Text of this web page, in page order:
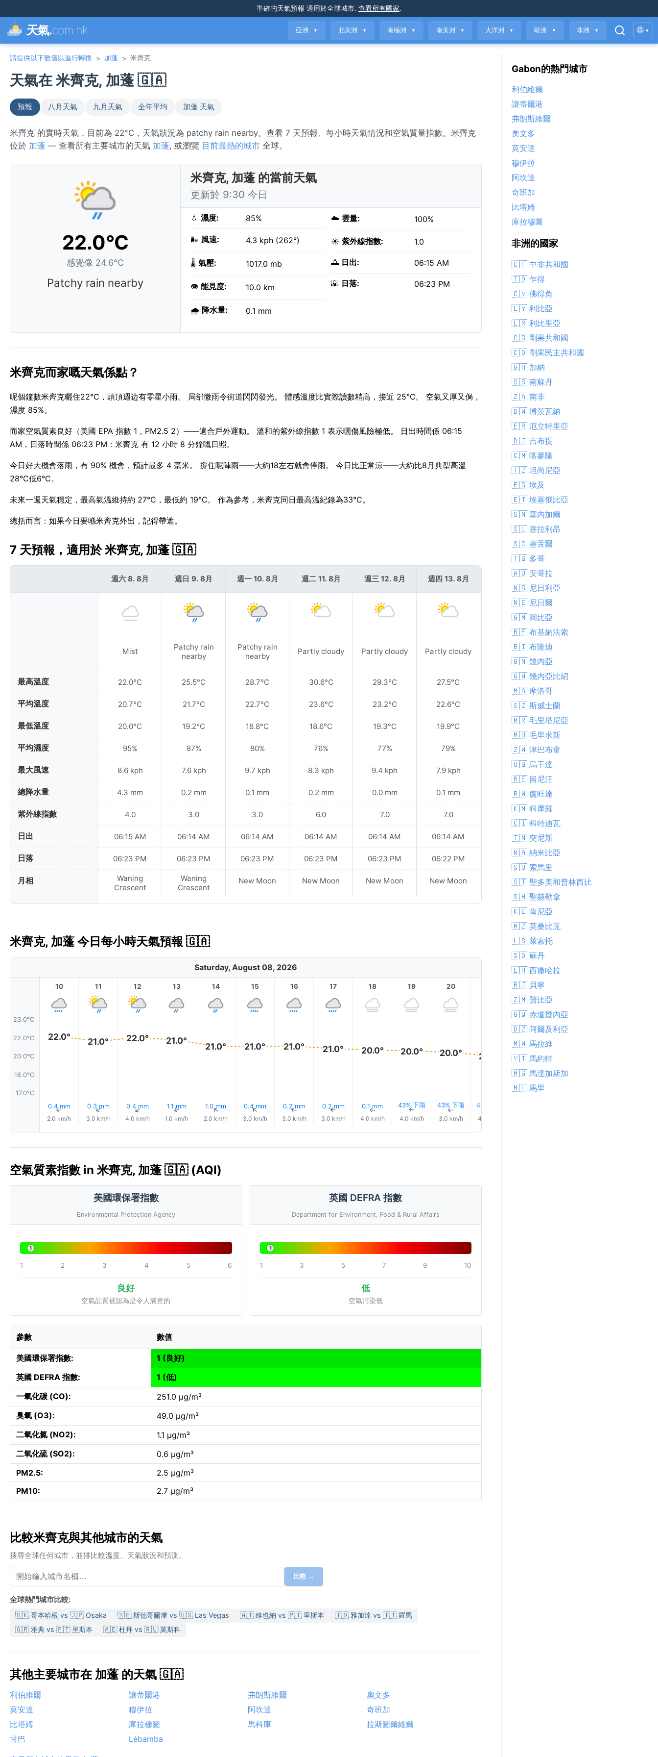
準確的天氣預報 適用於全球城市. 查看所有國家.
天氣.com.hk 亞洲 ▼ 北美洲 ▼ 南極洲 ▼ 南美洲 ▼ 大洋洲 ▼ 歐洲 ▼ 非洲 ▼ 🌐 ▾
請提供以下數值以進行轉換 > 加蓬 > 米齊克
天氣在 米齊克, 加蓬 🇬🇦
預報 八月天氣 九月天氣 全年平均 加蓬 天氣
米齊克 的實時天氣，目前為 22°C，天氣狀況為 patchy rain nearby。查看 7 天預報、每小時天氣情況和空氣質量指數。米齊克
位於 加蓬 — 查看所有主要城市的天氣 加蓬, 或瀏覽 目前最熱的城市 全球。
22.0°C
感覺像 24.6°C
Patchy rain nearby
米齊克, 加蓬 的當前天氣
更新於 9:30 今日
💧 濕度: 85%
🌬️ 風速: 4.3 kph (262°)
🌡️ 氣壓: 1017.0 mb
👁️ 能見度: 10.0 km
🌧️ 降水量: 0.1 mm
☁️ 雲量: 100%
☀️ 紫外線指數: 1.0
🌅 日出: 06:15 AM
🌇 日落: 06:23 PM
米齊克而家嘅天氣係點？
呢個鐘數米齊克曬住22°C，頭頂週边有零星小雨。 局部微雨令街道閃閃發光。 體感溫度比實際讀數稍高，接近 25°C。 空氣又厚又侷，
濕度 85%。
而家空氣質素良好（美國 EPA 指數 1，PM2.5 2）——適合戶外運動。 溫和的紫外線指數 1 表示曬傷風險極低。 日出時間係 06:15
AM，日落時間係 06:23 PM：米齊克 有 12 小時 8 分鐘嘅日照。
今日好大機會落雨，有 90% 機會，預計最多 4 毫米。 撐住呢陣雨——大約18左右就會停雨。 今日比正常涼——大約比8月典型高溫
28°C低6°C。
未來一週天氣穩定，最高氣溫維持約 27°C，最低約 19°C。 作為參考，米齊克同日最高溫紀錄為33°C。
總括而言：如果今日要喺米齊克外出，記得帶遮。
7 天預報，適用於 米齊克, 加蓬 🇬🇦
最高溫度
平均溫度
最低溫度
平均濕度
最大風速
總降水量
紫外線指數
日出
日落
月相
週六 8. 8月
Mist
22.0°C
20.7°C
20.0°C
95%
8.6 kph
4.3 mm
4.0
06:15 AM
06:23 PM
Waning
Crescent
週日 9. 8月
Patchy rain
nearby
25.5°C
21.7°C
19.2°C
87%
7.6 kph
0.2 mm
3.0
06:14 AM
06:23 PM
Waning
Crescent
週一 10. 8月
Patchy rain
nearby
28.7°C
22.7°C
18.8°C
80%
9.7 kph
0.1 mm
3.0
06:14 AM
06:23 PM
New Moon
週二 11. 8月
Partly cloudy
30.6°C
23.6°C
18.6°C
76%
8.3 kph
0.2 mm
6.0
06:14 AM
06:23 PM
New Moon
週三 12. 8月
Partly cloudy
29.3°C
23.2°C
19.3°C
77%
9.4 kph
0.0 mm
7.0
06:14 AM
06:23 PM
New Moon
週四 13. 8月
Partly cloudy
27.5°C
22.6°C
19.9°C
79%
7.9 kph
0.1 mm
7.0
06:14 AM
06:22 PM
New Moon
週五 14. 8月
Cloudy
24.2°C
21.6°C
19.6°C
83%
6.8 kph
0.0 mm
5.0
06:14 AM
06:22 PM
Waxing
Crescent
米齊克, 加蓬 今日每小時天氣預報 🇬🇦
Saturday, August 08, 2026
23.0°C
22.0°C
20.0°C
18.0°C
17.0°C
10
22.0°
0.4 mm
↑
2.0 km/h
11
21.0°
0.3 mm
↑
3.0 km/h
12
22.0°
0.4 mm
↑
4.0 km/h
13
21.0°
1.1 mm
↑
1.0 km/h
14
21.0°
1.0 mm
↑
2.0 km/h
15
21.0°
0.4 mm
↑
3.0 km/h
16
21.0°
0.2 mm
↑
3.0 km/h
17
21.0°
0.2 mm
↑
3.0 km/h
18
20.0°
0.1 mm
↑
4.0 km/h
19
20.0°
43% 下雨
↑
4.0 km/h
20
20.0°
43% 下雨
↑
3.0 km/h
20.0°
43% 下雨
4.0 km/h
22
20.0°
空氣質素指數 in 米齊克, 加蓬 🇬🇦 (AQI)
美國環保署指數
Environmental Protection Agency
1
1 2 3 4 5 6
良好
空氣品質被認為是令人滿意的
英國 DEFRA 指數
Department for Environment, Food & Rural Affairs
1
1 3 5 7 9 10
低
空氣污染低
參數 數值
美國環保署指數:
1 (良好)
英國 DEFRA 指數:
1 (低)
一氧化碳 (CO):
251.0 µg/m³
臭氧 (O3):
49.0 µg/m³
二氧化氮 (NO2):
1.1 µg/m³
二氧化硫 (SO2):
0.6 µg/m³
PM2.5:
2.5 µg/m³
PM10:
2.7 µg/m³
比較米齊克與其他城市的天氣
搜尋全球任何城市，並排比較溫度、天氣狀況和預測。
比較 →
全球熱門城市比較:
🇩🇰 哥本哈根 vs 🇯🇵 Osaka 🇸🇪 斯德哥爾摩 vs 🇺🇸 Las Vegas 🇦🇹 維也納 vs 🇵🇹 里斯本
🇮🇩 雅加達 vs 🇮🇹 羅馬
🇬🇷 雅典 vs 🇵🇹 里斯本
🇦🇪 杜拜 vs 🇷🇺 莫斯科
其他主要城市在 加蓬 的天氣 🇬🇦
利伯維爾 讓蒂爾港 弗朗斯維爾
奧文多
莫安達
穆伊拉 阿坎達
奇班加
比塔姆
庫拉穆圖 馬科庫
拉斯圖爾維爾
甘巴
Lébamba
Gabon的熱門城市
利伯維爾
讓蒂爾港
弗朗斯維爾
奧文多
莫安達
穆伊拉
阿坎達
奇班加
比塔姆
庫拉穆圖
非洲的國家
🇨🇫 中非共和國
🇹🇩 乍得
🇨🇻 佛得角
🇱🇾 利比亞
🇱🇷 利比里亞
🇨🇬 剛果共和國
🇨🇩 剛果民主共和國
🇬🇭 加納
🇸🇸 南蘇丹
🇿🇦 南非
🇧🇼 博茨瓦納
🇪🇷 厄立特里亞
🇩🇯 吉布提
🇨🇲 喀麥隆
🇹🇿 坦尚尼亞
🇪🇬 埃及
🇪🇹 埃塞俄比亞
🇸🇳 塞內加爾
🇸🇱 塞拉利昂
🇸🇨 塞舌爾
🇹🇬 多哥
🇦🇴 安哥拉
🇳🇬 尼日利亞
🇳🇪 尼日爾
🇬🇲 岡比亞
🇧🇫 布基納法索
🇧🇮 布隆迪
🇬🇳 幾內亞
🇬🇼 幾內亞比紹
🇲🇦 摩洛哥
🇸🇿 斯威士蘭
🇲🇷 毛里塔尼亞
🇲🇺 毛里求斯
🇿🇼 津巴布韋
🇺🇬 烏干達
🇷🇪 留尼汪
🇷🇼 盧旺達
🇰🇲 科摩羅
🇨🇮 科特迪瓦
🇹🇳 突尼斯
🇳🇦 納米比亞
🇸🇴 索馬里
🇸🇹 聖多美和普林西比
🇸🇭 聖赫勒拿
🇰🇪 肯尼亞
🇲🇿 莫桑比克
🇱🇸 萊索托
🇸🇩 蘇丹
🇪🇭 西撒哈拉
🇧🇯 貝寧
🇿🇲 贊比亞
🇬🇶 赤道幾內亞
🇩🇿 阿爾及利亞
🇲🇼 馬拉維
🇾🇹 馬約特
🇲🇬 馬達加斯加
🇲🇱 馬里